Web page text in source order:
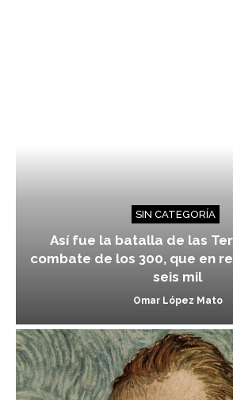
SIN CATEGORÍA
Así fue la batalla de las
combate de los 300, que en
seis mil
Omar López Mato